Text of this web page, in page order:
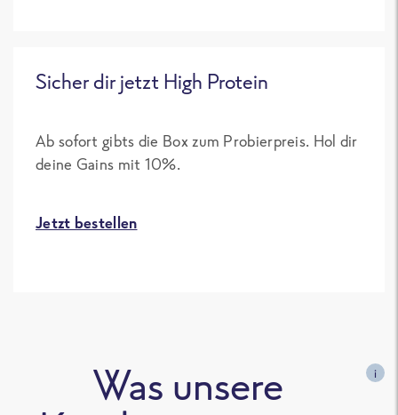
Sicher dir jetzt High Protein
Ab sofort gibts die Box zum Probierpreis. Hol dir
deine Gains mit 10%.
Jetzt bestellen
Was unsere i